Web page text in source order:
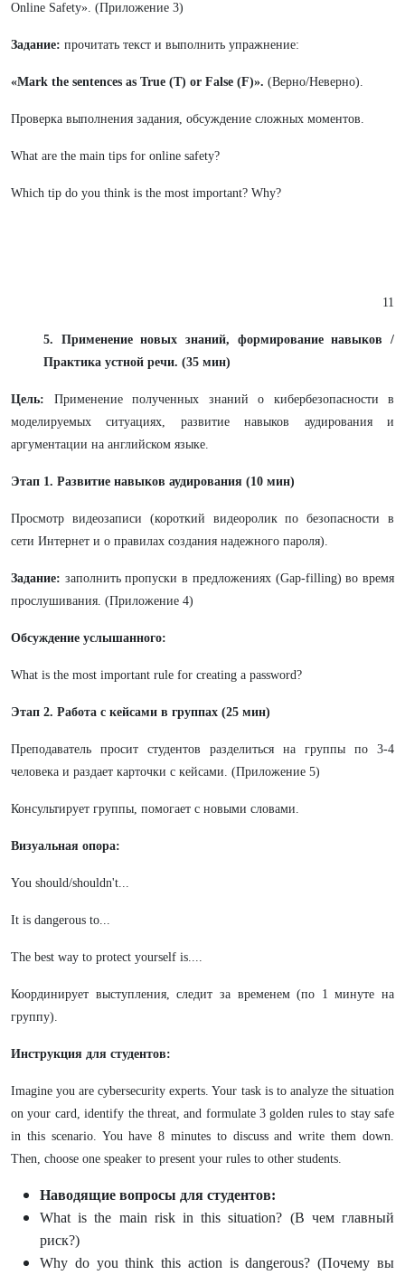
Online Safety». (Приложение 3)
Задание: прочитать текст и выполнить упражнение:
«Mark the sentences as True (T) or False (F)». (Верно/Неверно).
Проверка выполнения задания, обсуждение сложных моментов.
What are the main tips for online safety?
Which tip do you think is the most important? Why?
11
5. Применение новых знаний, формирование навыков /
Практика устной речи. (35 мин)
Цель: Применение полученных знаний о кибербезопасности в
моделируемых ситуациях, развитие навыков аудирования и
аргументации на английском языке.
Этап 1. Развитие навыков аудирования (10 мин)
Просмотр видеозаписи (короткий видеоролик по безопасности в
сети Интернет и о правилах создания надежного пароля).
Задание: заполнить пропуски в предложениях (Gap-filling) во время
прослушивания. (Приложение 4)
Обсуждение услышанного:
What is the most important rule for creating a password?
Этап 2. Работа с кейсами в группах (25 мин)
Преподаватель просит студентов разделиться на группы по 3-4
человека и раздает карточки с кейсами. (Приложение 5)
Консультирует группы, помогает с новыми словами.
Визуальная опора:
You should/shouldn't...
It is dangerous to...
The best way to protect yourself is....
Координирует выступления, следит за временем (по 1 минуте на
группу).
Инструкция для студентов:
Imagine you are cybersecurity experts. Your task is to analyze the situation
on your card, identify the threat, and formulate 3 golden rules to stay safe
in this scenario. You have 8 minutes to discuss and write them down.
Then, choose one speaker to present your rules to other students.
Наводящие вопросы для студентов:
What is the main risk in this situation? (В чем главный
риск?)
Why do you think this action is dangerous? (Почему вы